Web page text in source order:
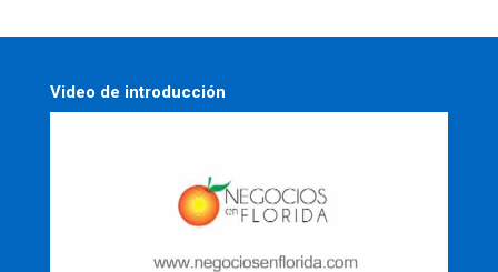
Video de introducción